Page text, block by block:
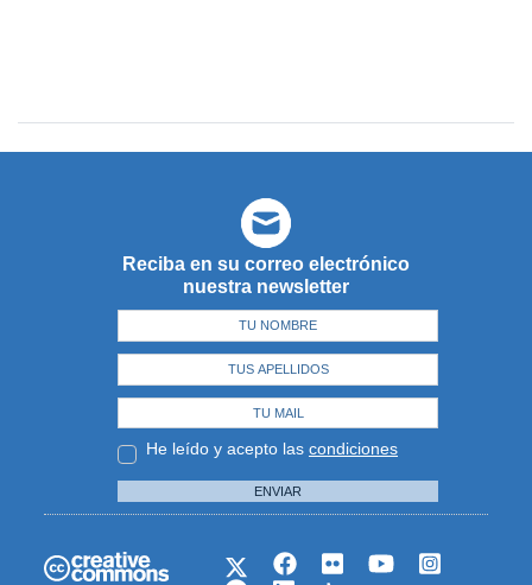
Reciba en su correo electrónico
nuestra newsletter
He leído y acepto las condiciones
ENVIAR